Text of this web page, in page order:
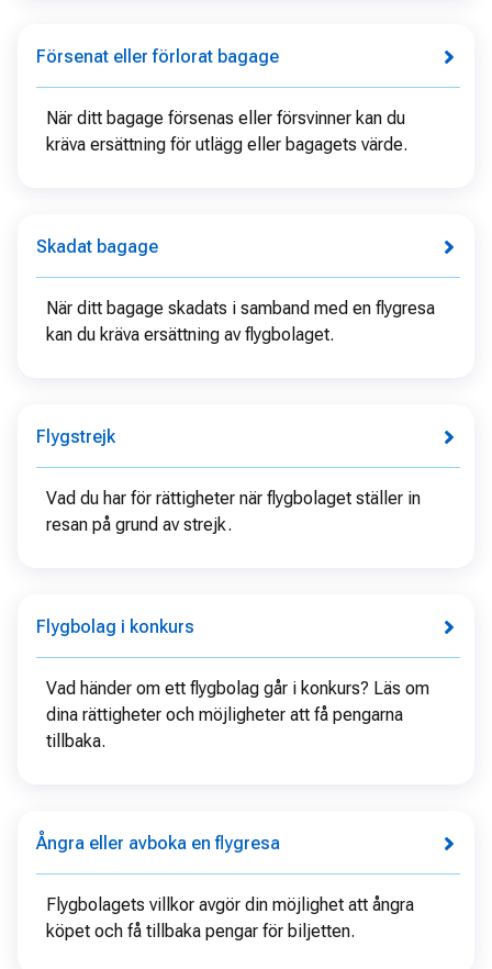
Försenat eller förlorat bagage
När ditt bagage försenas eller försvinner kan du
kräva ersättning för utlägg eller bagagets värde.
Skadat bagage
När ditt bagage skadats i samband med en flygresa
kan du kräva ersättning av flygbolaget.
Flygstrejk
Vad du har för rättigheter när flygbolaget ställer in
resan på grund av strejk.
Flygbolag i konkurs
Vad händer om ett flygbolag går i konkurs? Läs om
dina rättigheter och möjligheter att få pengarna
tillbaka.
Ångra eller avboka en flygresa
Flygbolagets villkor avgör din möjlighet att ångra
köpet och få tillbaka pengar för biljetten.